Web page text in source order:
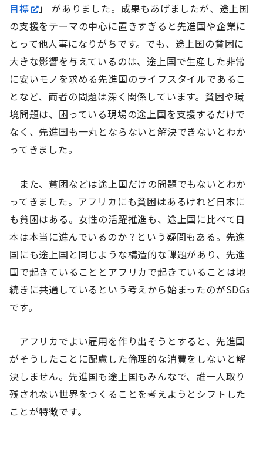
目標
」 がありました。成果もあげましたが、途上国
の支援をテーマの中心に置きすぎると先進国や企業に
とって他人事になりがちです。でも、途上国の貧困に
大きな影響を与えているのは、途上国で生産した非常
に安いモノを求める先進国のライフスタイルであるこ
となど、両者の問題は深く関係しています。貧困や環
境問題は、困っている現場の途上国を支援するだけで
なく、先進国も一丸とならないと解決できないとわか
ってきました。
また、貧困などは途上国だけの問題でもないとわか
ってきました。アフリカにも貧困はあるけれど日本に
も貧困はある。女性の活躍推進も、途上国に比べて日
本は本当に進んでいるのか？という疑問もある。先進
国にも途上国と同じような構造的な課題があり、先進
国で起きていることとアフリカで起きていることは地
続きに共通しているという考えから始まったのがSDGs
です。
アフリカでよい雇用を作り出そうとすると、先進国
がそうしたことに配慮した倫理的な消費をしないと解
決しません。先進国も途上国もみんなで、誰一人取り
残されない世界をつくることを考えようとシフトした
ことが特徴です。